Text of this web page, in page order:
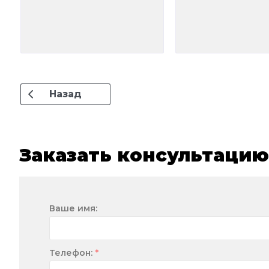
Назад
Заказать консультацию
Ваше имя:
Телефон: *